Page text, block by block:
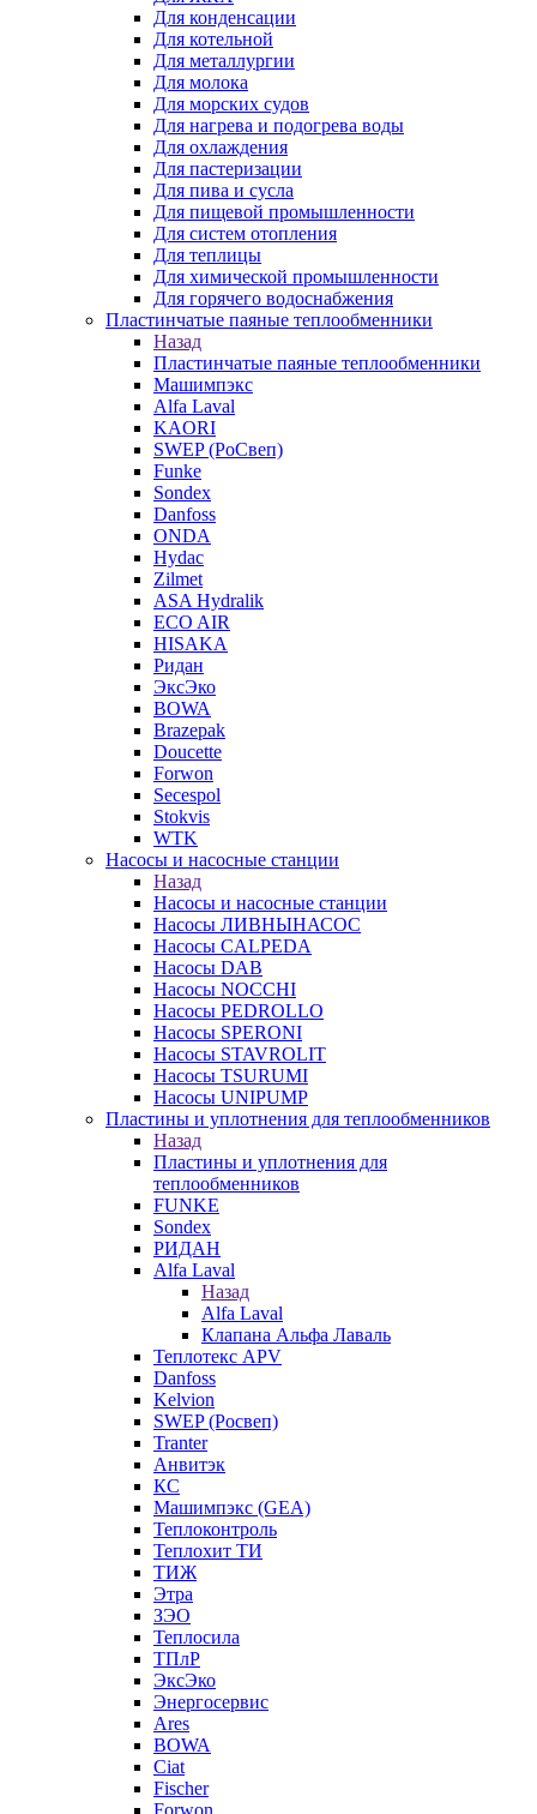
Для конденсации
Для котельной
Для металлургии
Для молока
Для морских судов
Для нагрева и подогрева воды
Для охлаждения
Для пастеризации
Для пива и сусла
Для пищевой промышленности
Для систем отопления
Для теплицы
Для химической промышленности
Для горячего водоснабжения
Пластинчатые паяные теплообменники
Назад
Пластинчатые паяные теплообменники
Машимпэкс
Alfa Laval
KAORI
SWEP (РоСвеп)
Funke
Sondex
Danfoss
ONDA
Hydac
Zilmet
ASA Hydralik
ECO AIR
HISAKA
Ридан
ЭксЭко
BOWA
Brazepak
Doucette
Forwon
Secespol
Stokvis
WTK
Насосы и насосные станции
Назад
Насосы и насосные станции
Насосы ЛИВНЫНАСОС
Насосы CALPEDA
Насосы DAB
Насосы NOCCHI
Насосы PEDROLLO
Насосы SPERONI
Насосы STAVROLIT
Насосы TSURUMI
Насосы UNIPUMP
Пластины и уплотнения для теплообменников
Назад
Пластины и уплотнения для
теплообменников
FUNKE
Sondex
РИДАН
Alfa Laval
Назад
Alfa Laval
Клапана Альфа Лаваль
Теплотекс APV
Danfoss
Kelvion
SWEP (Росвеп)
Tranter
Анвитэк
КС
Машимпэкс (GEA)
Теплоконтроль
Теплохит ТИ
ТИЖ
Этра
ЗЭО
Теплосила
ТПлР
ЭксЭко
Энергосервис
Ares
BOWA
Ciat
Fischer
Forwon